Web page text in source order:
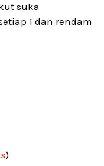
suka
1 dan rendam
)